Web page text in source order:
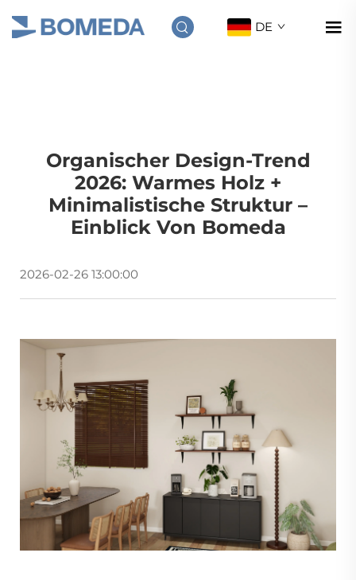
DE
Organischer Design-Trend
2026: Warmes Holz +
Minimalistische Struktur –
Einblick Von Bomeda
2026-02-26 13:00:00